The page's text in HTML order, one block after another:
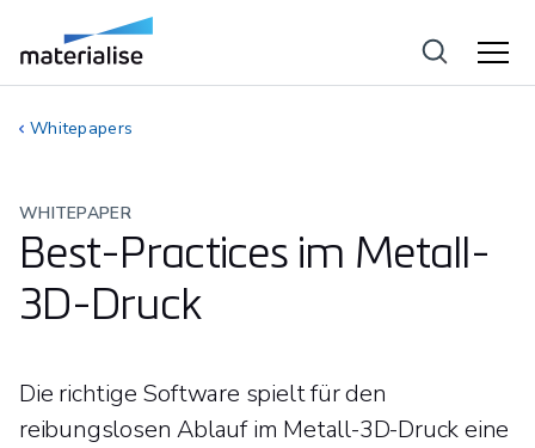
Whitepapers
WHITEPAPER
Best-Practices im Metall-
3D-Druck
Die richtige Software spielt für den
reibungslosen Ablauf im Metall-3D-Druck eine